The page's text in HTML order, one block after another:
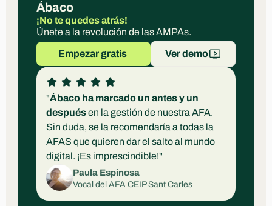
Ábaco
¡No te quedes atrás!
Únete a la revolución de las AMPAs.
Empezar gratis Ver demo
"Ábaco ha marcado un antes y un
después en la gestión de nuestra AFA.
Sin duda, se la recomendaría a todas la
AFAS que quieren dar el salto al mundo
digital. ¡Es imprescindible!"
Paula Espinosa
Vocal del AFA CEIP Sant Carles